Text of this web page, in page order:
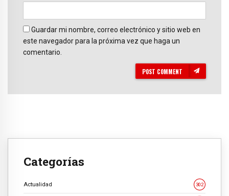
Guardar mi nombre, correo electrónico y sitio web en
este navegador para la próxima vez que haga un
comentario.
POST COMMENT
Categorías
Actualidad 302